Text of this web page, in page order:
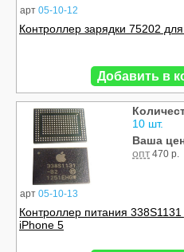
арт 05-10-12
Контроллер зарядки 75202
Добавить в
арт 05-10-13
10 шт.
Ваша
опт 470 р.
Контроллер питания
iPhone 5